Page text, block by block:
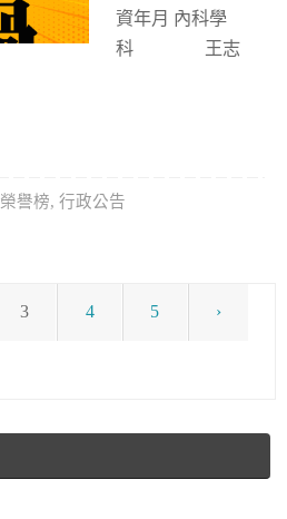
資年月 內科學
科 王志
榮譽榜, 行政公告
3 4 5 ›